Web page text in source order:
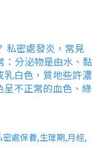
私密處發炎，常見
：分泌物是由水、黏
白色，質地些許濃
不正常的血色、綠